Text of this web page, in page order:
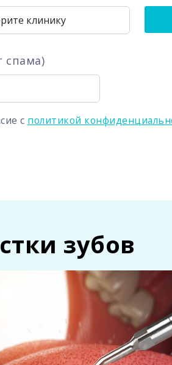
спама)
с политикой
зубов